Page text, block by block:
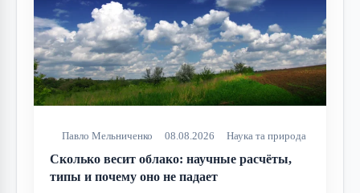
Павло Мельниченко 08.08.2026 Наука та природа
Сколько весит облако: научные расчёты,
типы и почему оно не падает